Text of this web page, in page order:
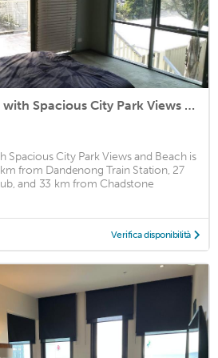
6 Bedrooms 11 Beds with Spacious City Park Views and Beach
Spacious City Park Views and Beach is
from Dandenong Train Station, 27
and 33 km from Chadstone
Verifica disponibilità